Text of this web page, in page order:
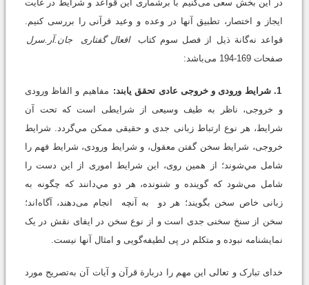
در این بخش سعی می‌کنیم با برشماری این قواعد و شرایط در غایت
ایجاز و اختصار، تطبیق آنها در وعده و وعید قرآنی را بررسی كنيم.
قواعد نه‌گانة ذیل از فصل سوم کتاب
افعال گفتاری
جان.آر.سرل
صفحات 169-194 می‌باشد:
1. شرایط ورودی و خروجی عادی تحقق یابند:
مفاهیم و الفاظ ورودی
و خروجی، ناظر به طیف وسیعی از شرایطی است که تحت آن
شرایط، هر نوع ارتباط زبانی جدی و حقیقی ممکن مي‌گردد. شرایط
خروجی، شرایط سخن گفتن معقول، و شرایط ورودی، شرایط فهم را
شامل مي‌شوند؛ از همین روی، این شرایط اموری از این دست را
شامل مي‌شود که گوینده و شنونده، هر دو مي‌دانند که چگونه به
زبانی خاص سخن بگویند؛ هر دو به آنچه انجام می‌دهند، آگاه‌اند؛
سخن از سنخ سخنی جدی است و از نوع سخن در ایفای نقش در یک
نمایشنامه نبوده و متکلم در پی لطیفه‌گویی و امثال آنها نیست.
خدای تبارک و تعالی این مهم را دربارة قرآن و آیات آن به‌تصریح مورد